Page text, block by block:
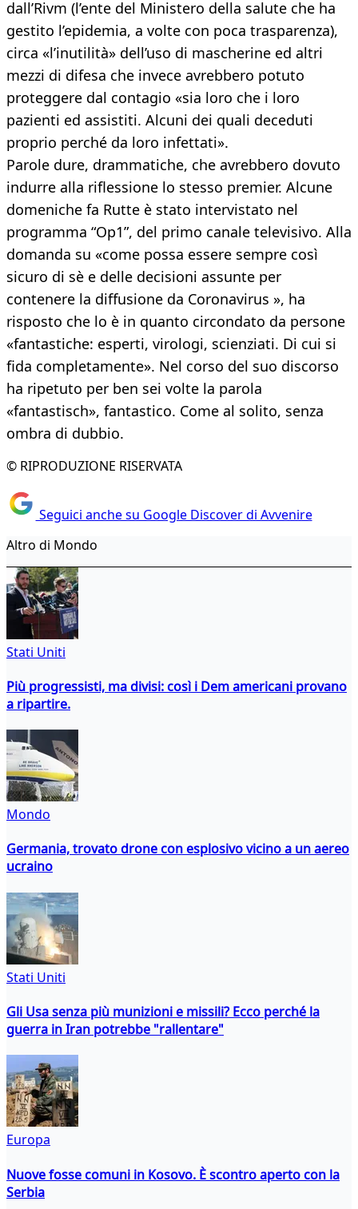
dall’Rivm (l’ente del Ministero della salute che ha
gestito l’epidemia, a volte con poca trasparenza),
circa «l’inutilità» dell’uso di mascherine ed altri
mezzi di difesa che invece avrebbero potuto
proteggere dal contagio «sia loro che i loro
pazienti ed assistiti. Alcuni dei quali deceduti
proprio perché da loro infettati».
Parole dure, drammatiche, che avrebbero dovuto
indurre alla riflessione lo stesso premier. Alcune
domeniche fa Rutte è stato intervistato nel
programma “Op1”, del primo canale televisivo. Alla
domanda su «come possa essere sempre così
sicuro di sè e delle decisioni assunte per
contenere la diffusione da Coronavirus », ha
risposto che lo è in quanto circondato da persone
«fantastiche: esperti, virologi, scienziati. Di cui si
fida completamente». Nel corso del suo discorso
ha ripetuto per ben sei volte la parola
«fantastisch», fantastico. Come al solito, senza
ombra di dubbio.
© RIPRODUZIONE RISERVATA
Seguici anche su Google Discover di Avvenire
Altro di Mondo
Stati Uniti
Più progressisti, ma divisi: così i Dem americani provano
a ripartire.
Mondo
Germania, trovato drone con esplosivo vicino a un aereo
ucraino
Stati Uniti
Gli Usa senza più munizioni e missili? Ecco perché la
guerra in Iran potrebbe "rallentare"
Europa
Nuove fosse comuni in Kosovo. È scontro aperto con la
Serbia